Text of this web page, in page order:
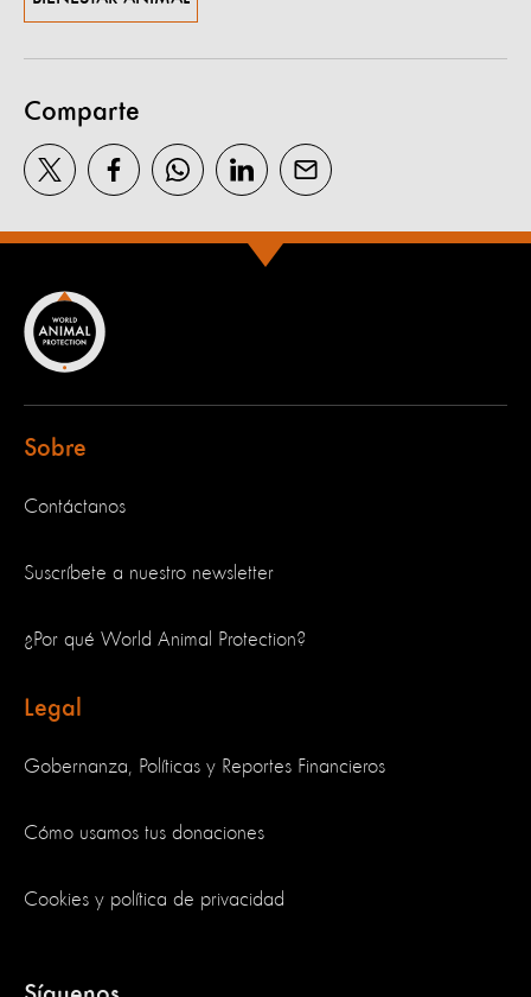
Comparte
Sobre
Contáctanos
Suscríbete a nuestro newsletter
¿Por qué World Animal Protection?
Legal
Gobernanza, Políticas y Reportes Financieros
Cómo usamos tus donaciones
Cookies y política de privacidad